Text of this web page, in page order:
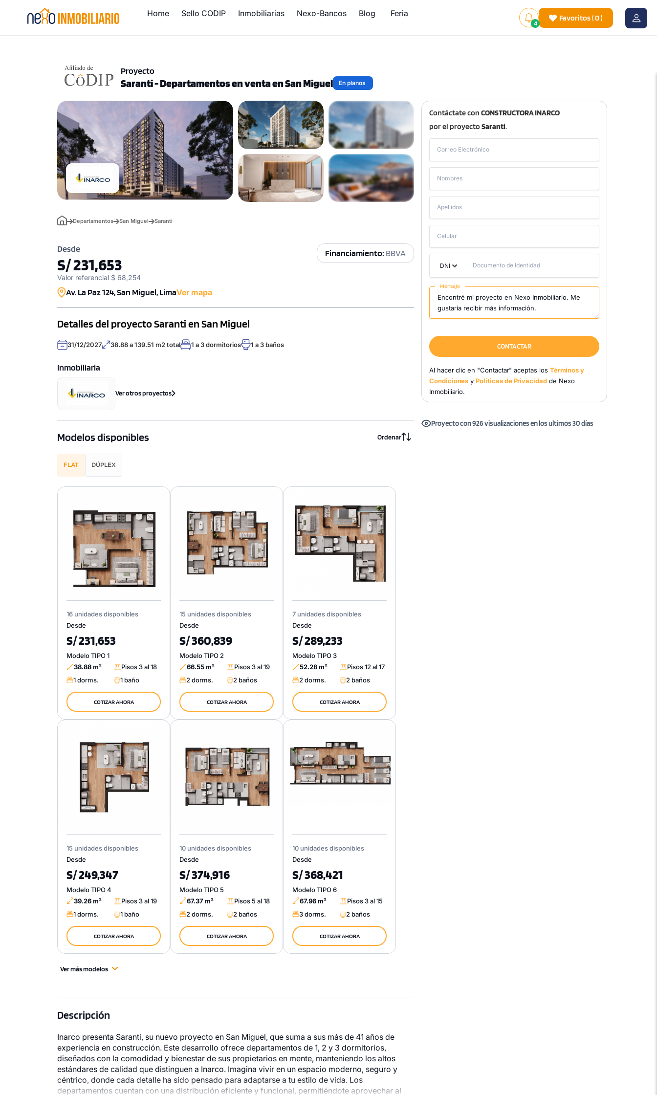
Home Sello CODIP Inmobiliarias Nexo-Bancos Blog Feria
4
Favoritos(0)
Proyecto
Saranti - Departamentos en venta en San Miguel En planos
Contáctate con CONSTRUCTORA INARCO
por el proyecto Saranti.
Correo Electrónico
Nombres
Apellidos
Celular
DNI Documento de Identidad
Mensaje
CONTACTAR
Al hacer clic en "Contactar" aceptas los Términos y
Condiciones yPolíticas de Privacidadde Nexo
Inmobiliario.
Proyecto con 926 visualizaciones en los ultimos 30 días
Departamentos San Miguel Saranti
Financiamiento: BBVA
Desde
S/ 231,653
Valor referencial $ 68,254
Av. La Paz 124, San Miguel, LimaVer mapa
Detalles del proyecto Saranti en San Miguel
31/12/2027 38.88 a 139.51 m2 total 1 a 3 dormitorios 1 a 3 baños
Inmobiliaria
Ver otros proyectos
Modelos disponibles Ordenar
FLAT DÚPLEX
16 unidades disponibles
Desde
S/ 231,653
Modelo TIPO 1
38.88 m²
Pisos 3 al 18
1 dorms.
1 baño
COTIZAR AHORA
15 unidades disponibles
Desde
S/ 360,839
Modelo TIPO 2
66.55 m²
Pisos 3 al 19
2 dorms.
2 baños
COTIZAR AHORA
7 unidades disponibles
Desde
S/ 289,233
Modelo TIPO 3
52.28 m²
Pisos 12 al 17
2 dorms.
2 baños
COTIZAR AHORA
15 unidades disponibles
Desde
S/ 249,347
Modelo TIPO 4
39.26 m²
Pisos 3 al 19
1 dorms.
1 baño
COTIZAR AHORA
10 unidades disponibles
Desde
S/ 374,916
Modelo TIPO 5
67.37 m²
Pisos 5 al 18
2 dorms.
2 baños
COTIZAR AHORA
10 unidades disponibles
Desde
S/ 368,421
Modelo TIPO 6
67.96 m²
Pisos 3 al 15
3 dorms.
2 baños
COTIZAR AHORA
Ver más modelos
Descripción
Inarco presenta Saranti, su nuevo proyecto en San Miguel, que suma a sus más de 41 años de
experiencia en construcción. Este desarrollo ofrece departamentos de 1, 2 y 3 dormitorios,
diseñados con la comodidad y bienestar de sus propietarios en mente, manteniendo los altos
estándares de calidad que distinguen a Inarco. Imagina vivir en un espacio moderno, seguro y
céntrico, donde cada detalle ha sido pensado para adaptarse a tu estilo de vida. Los
departamentos cuentan con una distribución eficiente y funcional, permitiéndote aprovechar al